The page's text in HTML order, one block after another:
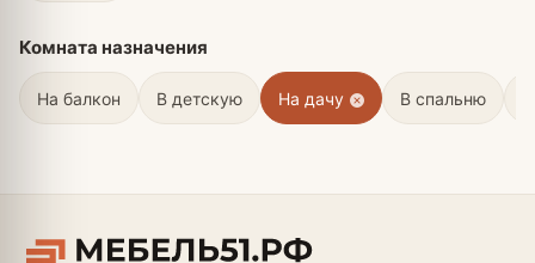
Комната назначения
На балкон В детскую На дачу В спальню